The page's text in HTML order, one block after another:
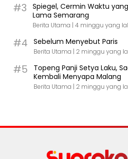
#3
Spiegel, Cermin Waktu
Lama Semarang
Berita Utama | 4 minggu yang
#4 Sebelum Menyebut Paris
Berita Utama | 2 minggu yang
#5
Topeng Panji Setya Laku,
Kembali Menyapa Malang
Berita Utama | 2 minggu yang